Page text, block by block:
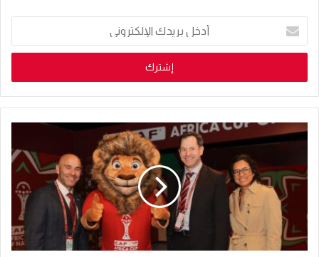
بريدك
الإلكتروني